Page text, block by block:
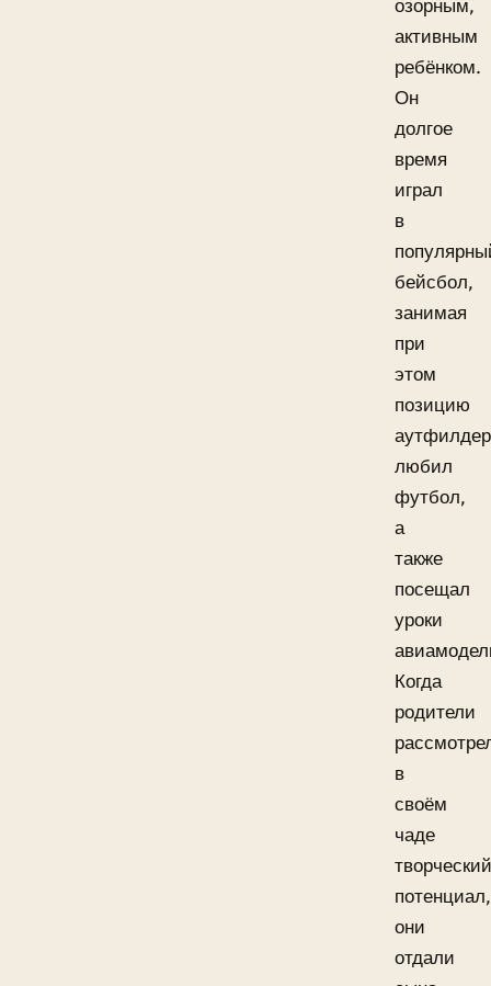
озорным,
активным
ребёнком.
Он
долгое
время
играл
в
бейсбол,
занимая
при
этом
позицию
любил
футбол,
а
также
посещал
уроки
Когда
родители
в
своём
чаде
творческий
потенциал,
они
отдали